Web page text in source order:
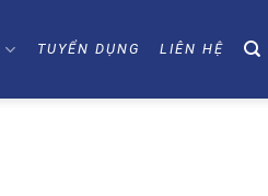
TUYỂN DỤNG LIÊN HỆ